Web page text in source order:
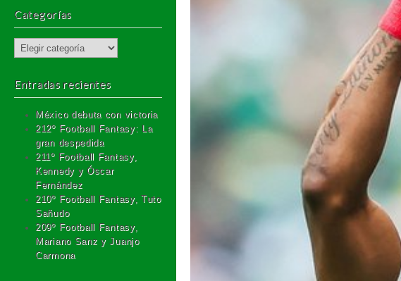
Categorías
Categorías
Entradas recientes
México debuta con victoria
212º Football Fantasy: La
gran despedida
211º Football Fantasy,
Kennedy y Óscar
Fernández
210º Football Fantasy, Tuto
Sañudo
209º Football Fantasy,
Mariano Sanz y Juanjo
Carmona